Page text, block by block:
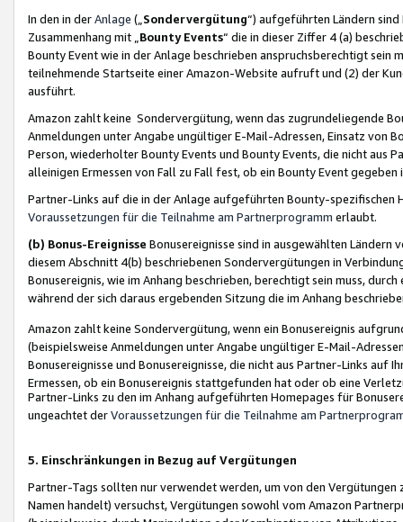
In den in derAnlage („ Sondervergütung“) aufgeführten Ländern
Zusammenhang mit „ Bounty Events“ die in dieser Ziffer 4 (a)
Bounty Event wie in der Anlage beschrieben anspruchsberechtigt sein
teilnehmende Startseite einer Amazon-Website aufruft und (2) der
ausführt.
Amazon zahlt keine Sondervergütung, wenn das zugrundeliegende
Anmeldungen unter Angabe ungültiger E-Mail-Adressen, Einsatz von
Person, wiederholter Bounty Events und Bounty Events, die nicht
alleinigen Ermessen von Fall zu Fall fest, ob ein Bounty Event
Partner-Links auf die in der Anlage aufgeführten Bounty-spezifischen
Voraussetzungen für die Teilnahme am Partnerprogramm erlaubt.
(b) Bonus-Ereignisse Bonusereignisse sind in ausgewählten Ländern
diesem Abschnitt 4(b) beschriebenen Sondervergütungen in
Bonusereignis, wie im Anhang beschrieben, berechtigt sein muss,
während der sich daraus ergebenden Sitzung die im Anhang
Amazon zahlt keine Sondervergütung, wenn ein Bonusereignis
(beispielsweise Anmeldungen unter Angabe ungültiger E-Mail-
Bonusereignisse und Bonusereignisse, die nicht aus Partner-Links auf
Ermessen, ob ein Bonusereignis stattgefunden hat oder ob eine
Partner-Links zu den im Anhang aufgeführten Homepages für
ungeachtet derVoraussetzungen für die Teilnahme am
5. Einschränkungen in Bezug auf Vergütungen
Partner-Tags sollten nur verwendet werden, um von den
Namen handelt) versuchst, Vergütungen sowohl vom Amazon